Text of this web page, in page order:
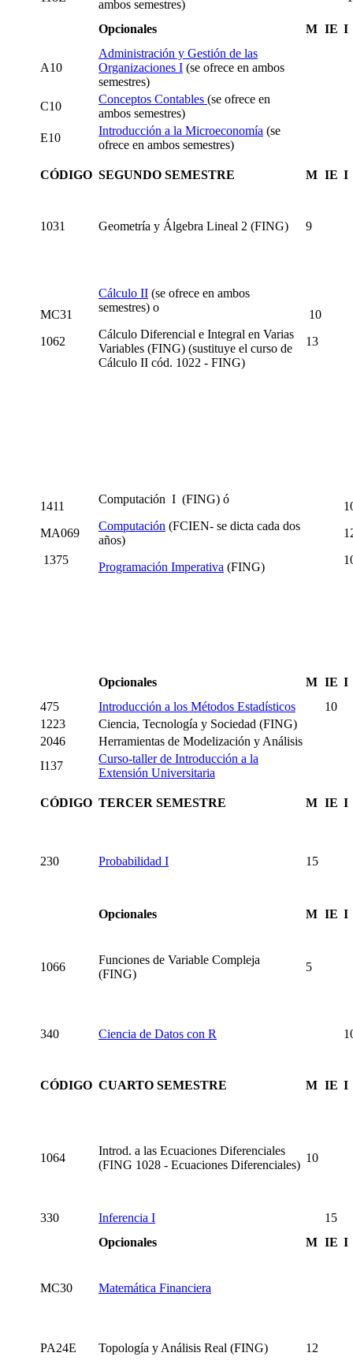
ambos semestres)
Opcionales M IE I
A10
Administración y Gestión de las
Organizaciones I (se ofrece en ambos
semestres)
C10
Conceptos Contables (se ofrece en
ambos semestres)
E10
Introducción a la Microeconomía (se
ofrece en ambos semestres)
CÓDIGO SEGUNDO SEMESTRE M IE I
1031 Geometría y Álgebra Lineal 2 (FING) 9
MC31
1062
Cálculo II (se ofrece en ambos
semestres) o
Cálculo Diferencial e Integral en Varias
Variables (FING) (sustituye el curso de
Cálculo II cód. 1022 - FING)
10
13
1411
MA069
1375
Computación I (FING) ó
Computación (FCIEN- se dicta cada dos
años)
Programación Imperativa (FING)
Opcionales M IE I
475
Introducción a los Métodos Estadísticos
10
1223
Ciencia, Tecnología y Sociedad (FING)
2046
Herramientas de Modelización y Análisis
I137
Curso-taller de Introducción a la
Extensión Universitaria
CÓDIGO TERCER SEMESTRE M IE I
230 Probabilidad I 15
Opcionales M IE I
1066
Funciones de Variable Compleja
(FING)
5
340 Ciencia de Datos con R
CÓDIGO CUARTO SEMESTRE M IE I
1064
Introd. a las Ecuaciones Diferenciales
(FING 1028 - Ecuaciones Diferenciales)
10
330 Inferencia I
15
Opcionales
M IE I
MC30 Matemática Financiera
PA24E Topología y Análisis Real (FING) 12